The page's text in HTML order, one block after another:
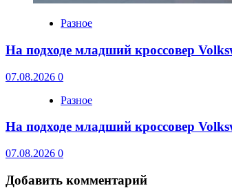
Разное
На подходе младший кроссовер
07.08.2026 0
Разное
На подходе младший кроссовер
07.08.2026 0
Добавить комментарий